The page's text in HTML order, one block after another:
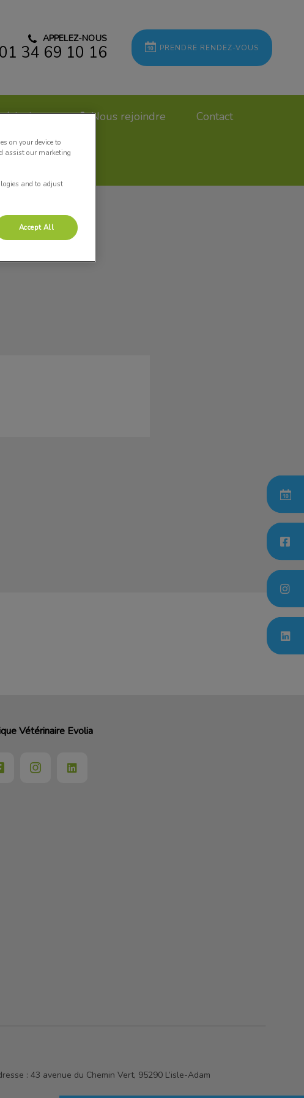
APPELEZ-NOUS
01 34 69 10 16 PRENDRE RENDEZ-VOUS
🔔 Nous rejoindre Contact
Vétérinaire Evolia
: 43 avenue du Chemin Vert, 95290 L’isle-Adam
on your device to
assist our marketing
and to adjust
Accept All